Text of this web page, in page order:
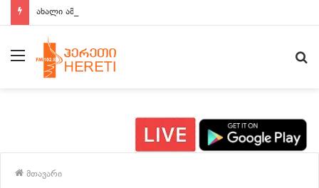
ახალი ამბები 15:00 საათზე
მენიუ
მთავარი